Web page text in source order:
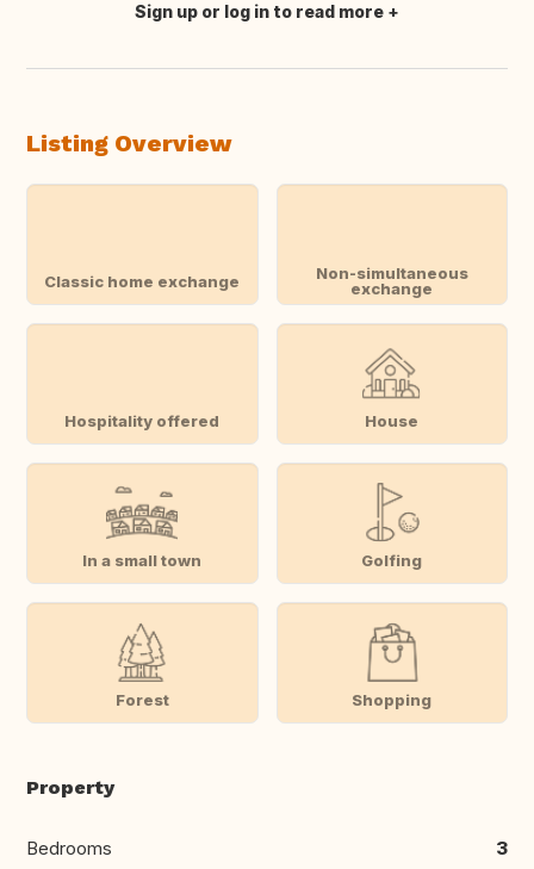
Translate this
Sign up or log in to read more
Listing Overview
Classic home exchange
Non-simultaneous
exchange
Hospitality offered House
In a small town Golfing
Forest Shopping
Property
Bedrooms 3